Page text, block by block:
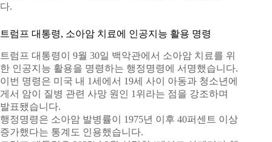
다.
트럼프 대통령, 소아암 치료에 인공지능 활용 명령
트럼프 대통령이 9월 30일 백악관에서 소아암 치료를 위
한 인공지능 활용을 명령하는 행정명령에 서명했습니다.
이번 명령은 미국 내 1세에서 19세 사이 아동과 청소년에
게서 암이 질병 관련 사망 원인 1위라는 점을 강조하며
발표됐습니다.
행정명령은 소아암 발병률이 1975년 이후 40퍼센트 이상
증가했다는 통계도 인용했습니다.